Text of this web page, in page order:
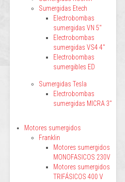
Sumergidas Etech
Electrobombas
sumergidas VN 5"
Electrobombas
sumergidas VS4 4"
Electrobombas
sumergibles ED
Sumergidas Tesla
Electrobombas
sumergidas MICRA 3"
Motores sumergidos
Franklin
Motores sumergidos
MONOFASICOS 230V
Motores sumergidos
TRIFÁSICOS 400 V